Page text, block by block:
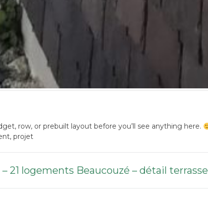
row, or prebuilt layout before you’ll see anything here.
, projet
– 21 logements Beaucouzé – détail terrasse